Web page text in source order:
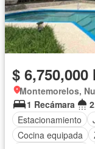
$ 6,750,000
Montemorelos,
1 Recámara
Estacionamiento
Cocina equipada